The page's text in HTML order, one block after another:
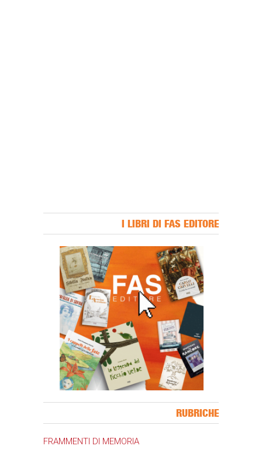
I LIBRI DI FAS EDITORE
RUBRICHE
FRAMMENTI DI MEMORIA